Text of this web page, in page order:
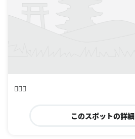
👍🏽🌈
このスポットの詳